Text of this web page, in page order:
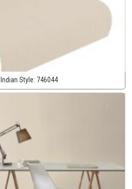
Indian Style: 746044